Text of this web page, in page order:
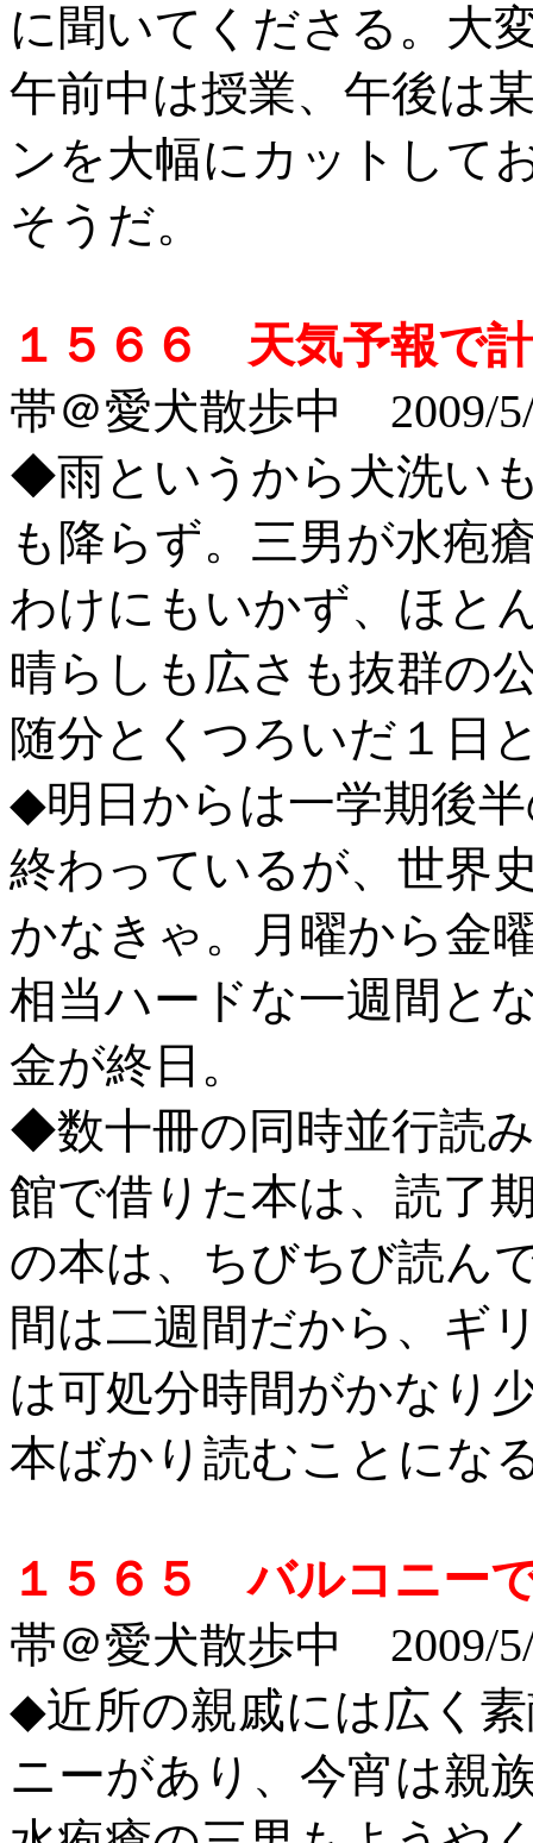
に聞いてくださる。大
午前中は授業、午後は
ンを大幅にカットして
そうだ。
１５６６ 天気予報で
帯＠愛犬散歩中 2009/
◆雨というから犬洗い
も降らず。三男が水疱
わけにもいかず、ほと
晴らしも広さも抜群の
随分とくつろいだ１日
◆明日からは一学期後
終わっているが、世界
かなきゃ。月曜から金
相当ハードな一週間と
金が終日。
◆数十冊の同時並行読
館で借りた本は、読了
の本は、ちびちび読ん
間は二週間だから、ギ
は可処分時間がかなり
本ばかり読むことにな
１５６５ バルコニー
帯＠愛犬散歩中
◆近所の親戚には広く
ニーがあり、今宵は親